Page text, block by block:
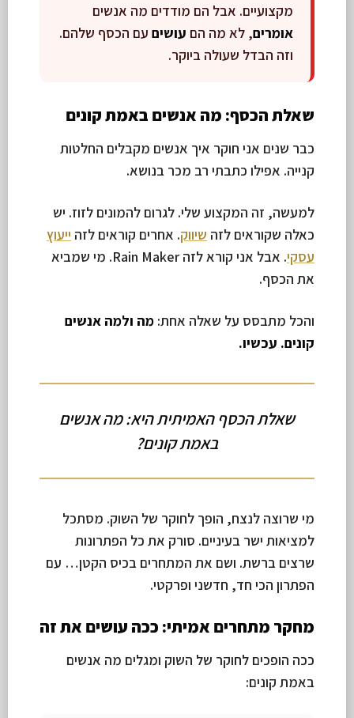
מקצועיים. אבל הם מודדים מה אנשים
אומרים, לא מה הם עושים עם הכסף שלהם.
וזה הבדל שעולה ביוקר.
שאלת הכסף: מה אנשים באמת קונים
כבר שנים אני חוקר איך אנשים מקבלים החלטות
קנייה. אפילו כתבתי רב מכר בנושא.
למעשה, זה המקצוע שלי. לגרום להמונים לזוז. יש
כאלה שקוראים לזה שיווק. אחרים קוראים לזה ייעוץ
עסקי
. אבל אני קורא לזה Rain Maker. מי שמביא
את הכסף.
והכל מתבסס על שאלה אחת: מה ולמה אנשים
קונים. עכשיו.
שאלת הכסף האמיתית היא: מה אנשים
באמת קונים?
מי שרוצה לנצח, הופך לחוקר של השוק. מסתכל
למציאות ישר בעיניים. סורק את כל הפתרונות
שרצים ברשת. ושם את המתחרים בכיס הקטן… עם
הפתרון הכי חד, חדשני ופרקטי.
מחקר מתחרים אמיתי: ככה עושים את זה
ככה הופכים לחוקר של השוק ומגלים מה אנשים
באמת קונים: